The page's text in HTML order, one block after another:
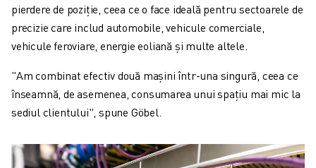
pierdere de poziție, ceea ce o face ideală pentru sectoarele de
precizie care includ automobile, vehicule comerciale,
vehicule feroviare, energie eoliană și multe altele.
"Am combinat efectiv două mașini într-una singură, ceea ce
înseamnă, de asemenea, consumarea unui spațiu mai mic la
sediul clientului", spune Göbel.